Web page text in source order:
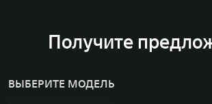
Получите
ВЫБЕРИТЕ МОДЕЛЬ